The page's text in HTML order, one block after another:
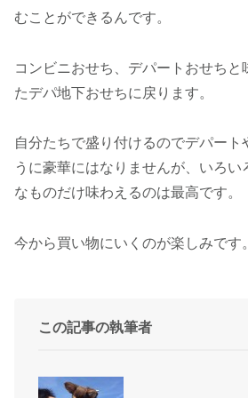
むことができるんです。
コンビニおせち、デパートおせちと
たデパ地下おせちに戻ります。
自分たちで盛り付けるのでデパート
うに豪華にはなりませんが、いろい
なものだけ味わえるのは最高です。
今から買い物にいくのが楽しみです。
この記事の執筆者